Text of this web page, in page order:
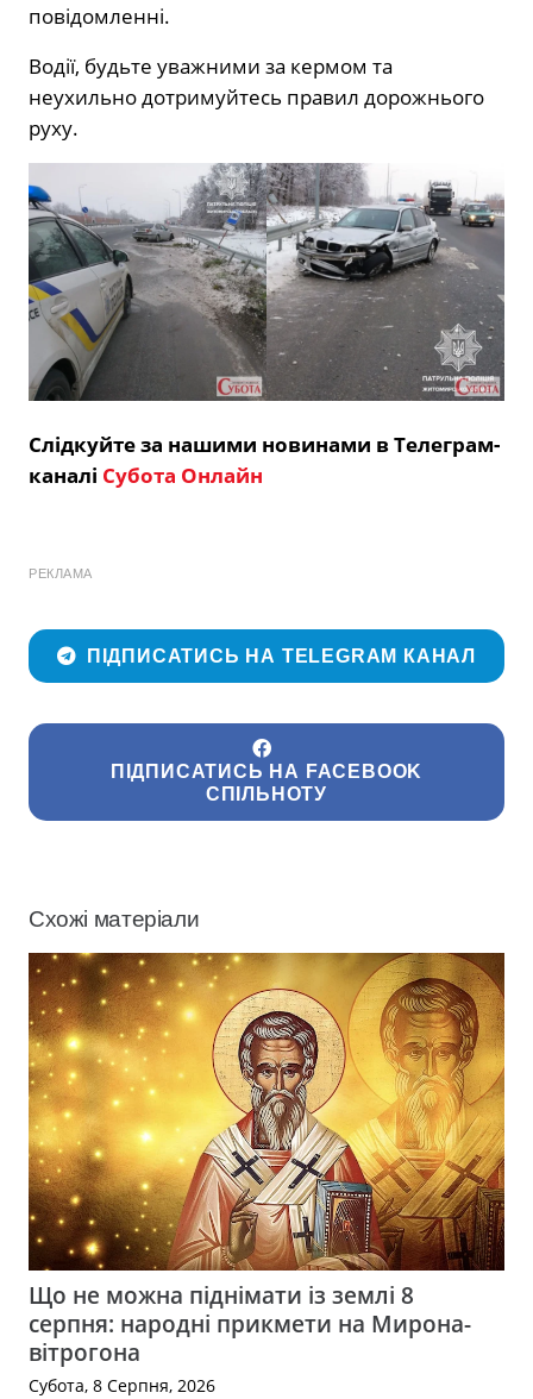
повідомленні.
Водії, будьте уважними за кермом та
неухильно дотримуйтесь правил дорожнього
руху.
Слідкуйте за нашими новинами в Телеграм-
каналі Субота Онлайн
РЕКЛАМА
ПІДПИСАТИСЬ НА TELEGRAM КАНАЛ
ПІДПИСАТИСЬ НА FACEBOOK
СПІЛЬНОТУ
Схожі матеріали
Що не можна піднімати із землі 8
серпня: народні прикмети на Мирона-
вітрогона
Субота, 8 Серпня, 2026